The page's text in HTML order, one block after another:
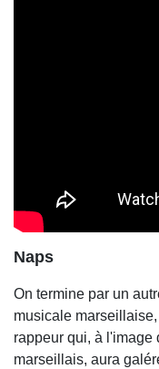
Naps
On termine par un
musicale
rappeur qui, à l'image
marseillais, aura